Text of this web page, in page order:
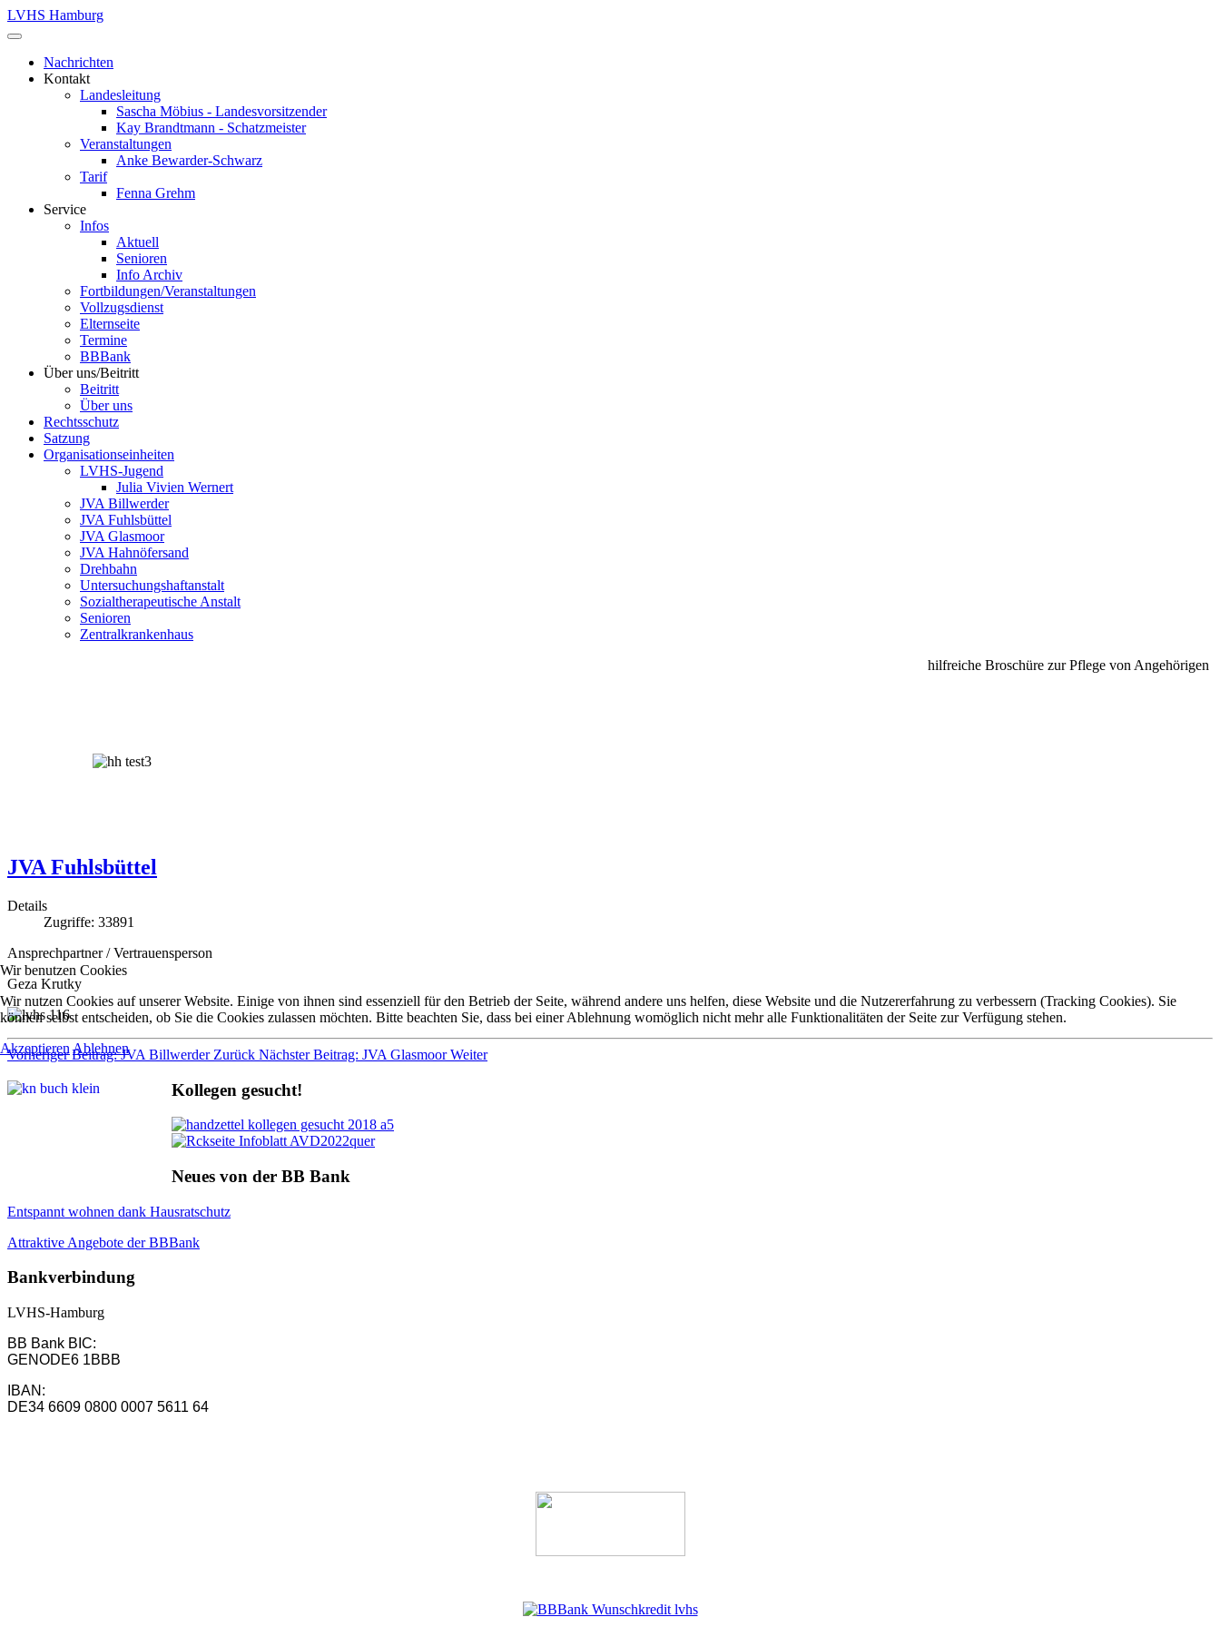
LVHS Hamburg
Nachrichten
Kontakt
Landesleitung
Sascha Möbius - Landesvorsitzender
Kay Brandtmann - Schatzmeister
Veranstaltungen
Anke Bewarder-Schwarz
Tarif
Fenna Grehm
Service
Infos
Aktuell
Senioren
Info Archiv
Fortbildungen/Veranstaltungen
Vollzugsdienst
Elternseite
Termine
BBBank
Über uns/Beitritt
Beitritt
Über uns
Rechtsschutz
Satzung
Organisationseinheiten
LVHS-Jugend
Julia Vivien Wernert
JVA Billwerder
JVA Fuhlsbüttel
JVA Glasmoor
JVA Hahnöfersand
Drehbahn
Untersuchungshaftanstalt
Sozialtherapeutische Anstalt
Senioren
Zentralkrankenhaus
hilfreiche Broschüre zur Pflege von Angehörigen
JVA Fuhlsbüttel
Details
Zugriffe: 33891
Ansprechpartner / Vertrauensperson
Geza Krutky
Vorheriger Beitrag: JVA Billwerder Zurück Nächster Beitrag: JVA GlasmoorWeiter
Kollegen gesucht!
Neues von der BB Bank
Entspannt wohnen dank Hausratschutz
Attraktive Angebote der BBBank
Bankverbindung
LVHS-Hamburg
BB Bank BIC:
GENODE6 1BBB
IBAN:
DE34 6609 0800 0007 5611 64
Wir benutzen Cookies
Wir nutzen Cookies auf unserer Website. Einige von ihnen sind essenziell für den Betrieb der Seite, während andere uns helfen, diese Website und die Nutzererfahrung zu verbessern (Tracking Cookies). Sie
können selbst entscheiden, ob Sie die Cookies zulassen möchten. Bitte beachten Sie, dass bei einer Ablehnung womöglich nicht mehr alle Funktionalitäten der Seite zur Verfügung stehen.
Akzeptieren Ablehnen